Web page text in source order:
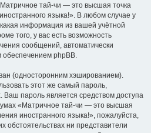
тай-чи — это высшая точка
языка!». В любом случае у
информация из вашей учётной
того, у вас есть возможность
сообщений, автоматически
phpBB.
(односторонним хэшированием).
этот же самый пароль,
Ваш пароль является средством доступа
«Матричное тай-чи — это высшая
иностранного языка!», пожалуйста,
обстоятельствах ни представители